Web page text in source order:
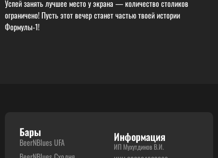
Успей занять лучшее место у экрана — количество столиков
ограничено! Пусть этот вечер станет частью твоей истории
Формулы‑1!
Бары
BeerNBlues UFA
Информация
ИП Мухутдинов В.И.